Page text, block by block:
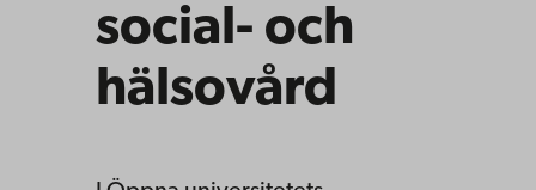
social- och
hälsovård